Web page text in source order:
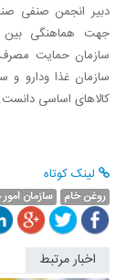
دبیر انجمن صنفی
جهت هماهنگی بین
سازمان حمایت مصرف
سازمان غذا ودارو و
کالاهای اساسی دانست.
لینک کوتاه
روغن خام سازمان امور
اخبار مرتبط